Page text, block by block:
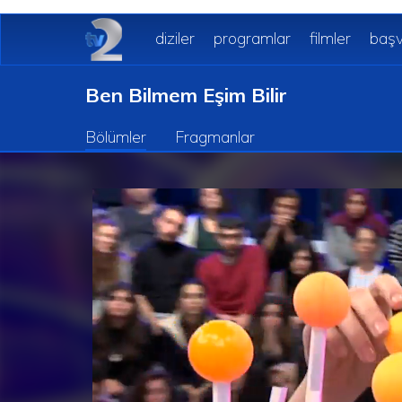
diziler programlar filmler
Ben Bilmem Eşim Bilir
Bölümler Fragmanlar